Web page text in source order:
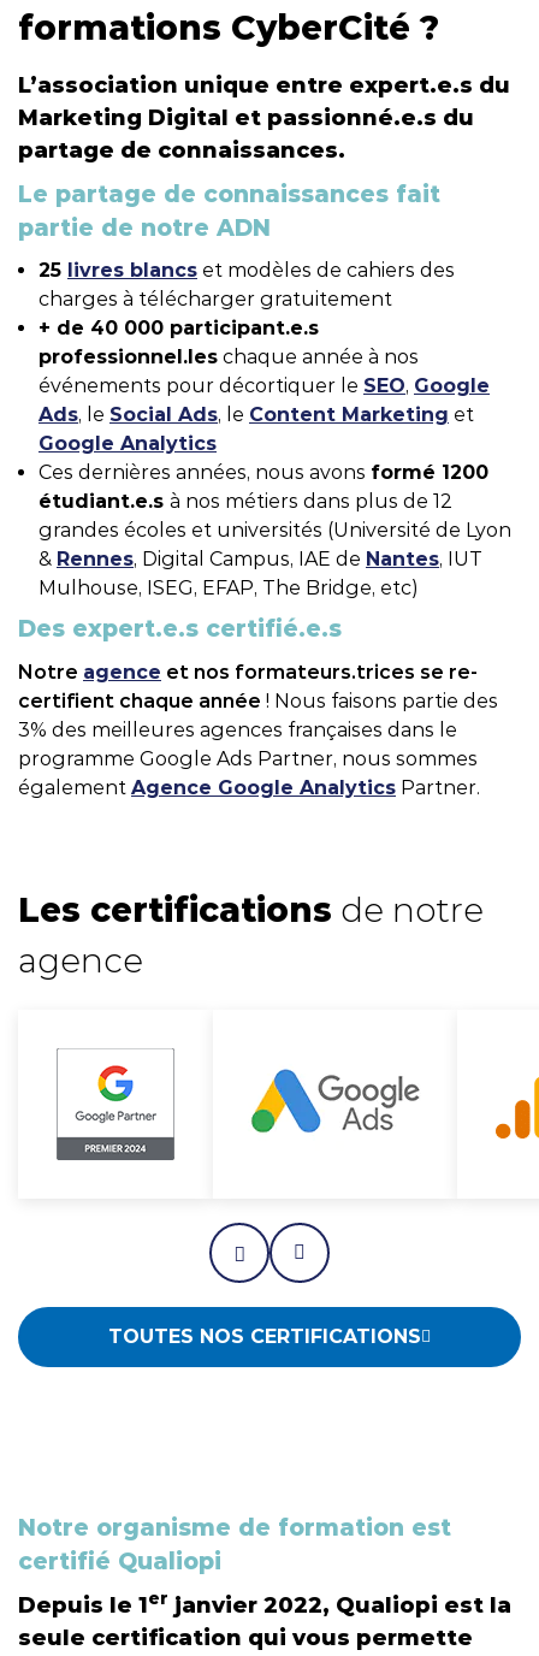
formations CyberCité ?
L’association unique entre expert.e.s du
Marketing Digital et passionné.e.s du
partage de connaissances.
Le partage de connaissances fait
partie de notre ADN
25 livres blancs et modèles de cahiers des
charges à télécharger gratuitement
+ de 40 000 participant.e.s
professionnel.les chaque année à nos
événements pour décortiquer le SEO, Google
Ads, le Social Ads, le Content Marketing et
Google Analytics
Ces dernières années, nous avons formé 1200
étudiant.e.s à nos métiers dans plus de 12
grandes écoles et universités (Université de Lyon
& Rennes, Digital Campus, IAE de Nantes, IUT
Mulhouse, ISEG, EFAP, The Bridge, etc)
Des expert.e.s certifié.e.s
Notre agence et nos formateurs.trices se re-
certifient chaque année ! Nous faisons partie des
3% des meilleures agences françaises dans le
programme Google Ads Partner, nous sommes
également Agence Google Analytics Partner.
Les certifications de notre
agence
TOUTES NOS CERTIFICATIONS
Notre organisme de formation est
certifié Qualiopi
Depuis le 1er janvier 2022, Qualiopi est la
seule certification qui vous permette